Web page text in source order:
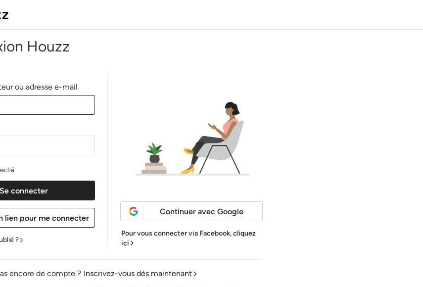
Houzz
ou adresse e-mail
?
Continuer avec Google
Pour vous connecter via Facebook,cliquez
ici
encore de compte ? Inscrivez-vous dès maintenant